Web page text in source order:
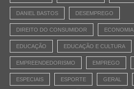
DANIEL BASTOS DESEMPREGO
DIREITO DO CONSUMIDOR ECONOMIA
EDUCAÇÃO EDUCAÇÃO E CULTURA
EMPREENDEDORISMO EMPREGO
ESPECIAIS ESPORTE GERAL